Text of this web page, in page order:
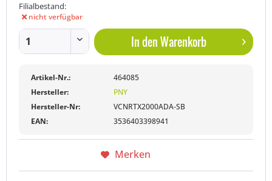
Filialbestand:
nicht verfügbar
In denWarenkorb
Artikel-Nr.:
464085
Hersteller:
PNY
Hersteller-Nr:
VCNRTX2000ADA-SB
EAN:
3536403398941
Merken